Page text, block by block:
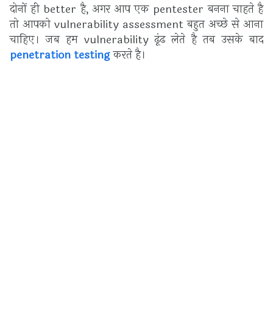
दोनों ही better है, अगर आप एक pentester बनना चाहते है
तो आपको vulnerability assessment बहुत अच्छे से आना
चाहिए। जब हम vulnerability ढूंढ लेते है तब उसके बाद
penetration testingकरते है।